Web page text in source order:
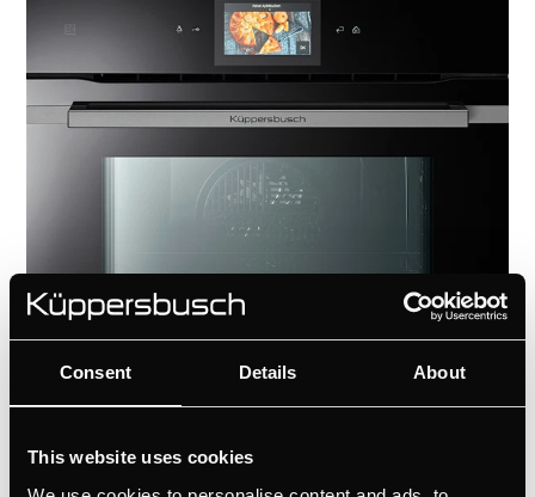
Consent Details About
This website uses cookies
Automatikprogramme
Bei der großen Auswahl an